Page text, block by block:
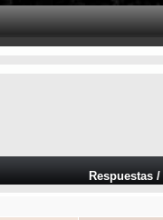
Respuestas /